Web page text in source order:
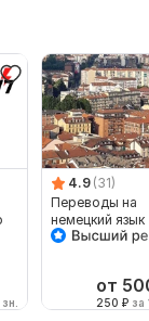
4.9 (31)
Переводы на
немецкий язык
от
250 ₽ за